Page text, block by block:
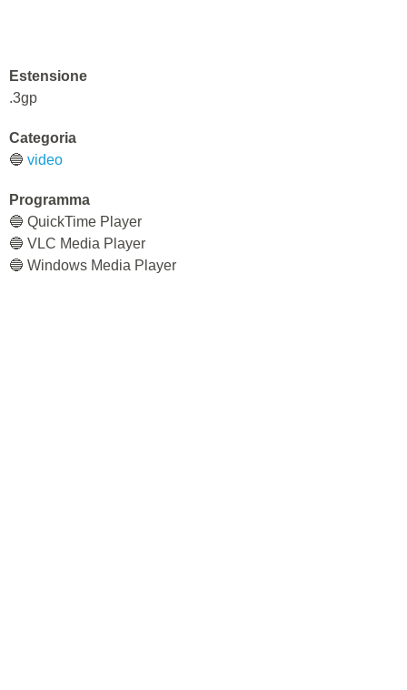
Estensione
.3gp
Categoria
🔵 video
Programma
🔵 QuickTime Player
🔵 VLC Media Player
🔵 Windows Media Player